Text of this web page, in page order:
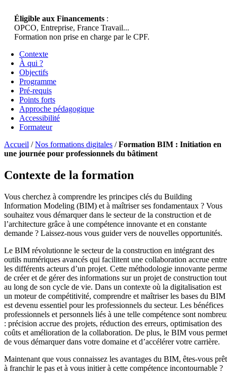
Éligible aux Financements :
OPCO, Entreprise, France Travail...
Formation non prise en charge par le CPF.
Contexte
À qui ?
Objectifs
Programme
Pré-requis
Points forts
Approche pédagogique
Accessibilité
Formateur
Accueil /Nos formations digitales /Formation BIM : Initiation en
une journée pour professionnels du bâtiment
Contexte de la formation
Vous cherchez à comprendre les principes clés du Building
Information Modeling (BIM) et à maîtriser ses fondamentaux ? Vous
souhaitez vous démarquer dans le secteur de la construction et de
l’architecture grâce à une compétence innovante et en constante
demande ? Laissez-nous vous guider vers de nouvelles opportunités.
Le BIM révolutionne le secteur de la construction en intégrant des
outils numériques avancés qui facilitent une collaboration accrue entre
les différents acteurs d’un projet. Cette méthodologie innovante
de créer et de gérer des informations sur un projet de construction tout
au long de son cycle de vie. Dans un contexte où la digitalisation est
un moteur de compétitivité, comprendre et maîtriser les bases du BIM
est devenu essentiel pour les professionnels du secteur. Les bénéfices
professionnels et personnels liés à une telle compétence sont
: précision accrue des projets, réduction des erreurs, optimisation des
coûts et amélioration de la collaboration. De plus, le BIM vous permet
de vous démarquer dans votre domaine et d’accélérer votre carrière.
Maintenant que vous connaissez les avantages du BIM, êtes-vous prêt
à franchir le pas et à vous initier à cette compétence incontournable ?